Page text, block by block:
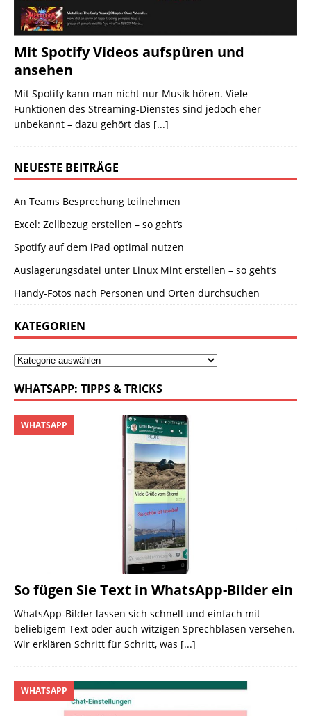
Mit Spotify Videos aufspüren und
ansehen
Mit Spotify kann man nicht nur Musik hören. Viele
Funktionen des Streaming-Dienstes sind jedoch eher
unbekannt – dazu gehört das [...]
NEUESTE BEITRÄGE
An Teams Besprechung teilnehmen
Excel: Zellbezug erstellen – so geht’s
Spotify auf dem iPad optimal nutzen
Auslagerungsdatei unter Linux Mint erstellen – so geht’s
Handy-Fotos nach Personen und Orten durchsuchen
KATEGORIEN
WHATSAPP: TIPPS & TRICKS
So fügen Sie Text in WhatsApp-Bilder ein
WHATSAPP
WhatsApp-Bilder lassen sich schnell und einfach mit
beliebigem Text oder auch witzigen Sprechblasen versehen.
Wir erklären Schritt für Schritt, was [...]
WHATSAPP